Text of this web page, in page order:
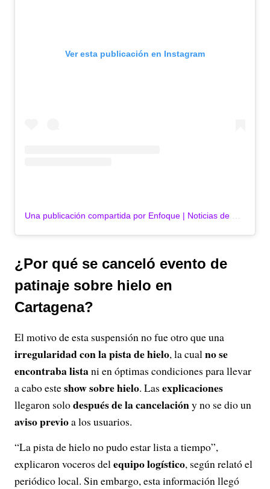
Ver esta publicación en Instagram
¿Por qué se canceló evento de
patinaje sobre hielo en
Cartagena?
El motivo de esta suspensión no fue otro que una
irregularidad con la pista de hielo, la cualno se
encontraba listani en óptimas condiciones para llevar
a cabo esteshow sobre hielo. Las explicaciones
llegaron solodespués de la cancelacióny no se dio un
aviso previoa los usuarios.
“La pista de hielo no pudo estar lista a tiempo”,
explicaron voceros delequipo logístico, según relató el
periódico local. Sin embargo, esta información llegó